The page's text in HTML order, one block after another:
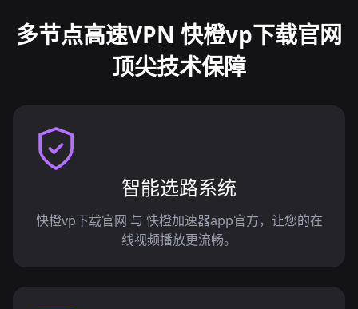
多节点高速VPN 快橙vp下载官网
顶尖技术保障
智能选路系统
快橙vp下载官网 与 快橙加速器app官方，让您的在
线视频播放更流畅。